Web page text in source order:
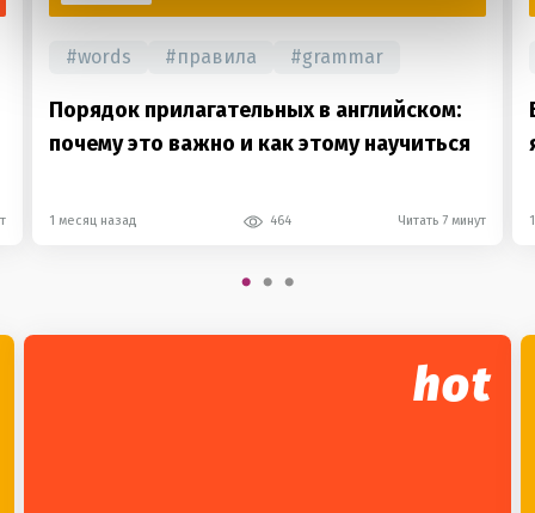
#words #правила #grammar
Порядок прилагательных в английском:
почему это важно и как этому научиться
1 месяц назад 464 Читать 7 минут
hot